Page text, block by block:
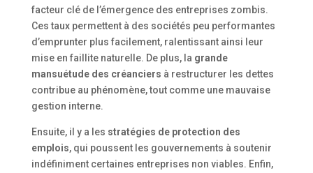
facteur clé de l’émergence des entreprises zombis.
Ces taux permettent à des sociétés peu performantes
d’emprunter plus facilement, ralentissant ainsi leur
mise en faillite naturelle. De plus, la grande
mansuétude des créanciers à restructurer les dettes
contribue au phénomène, tout comme une mauvaise
gestion interne.
Ensuite, il y a les stratégies de protection des
emplois, qui poussent les gouvernements à soutenir
indéfiniment certaines entreprises non viables. Enfin,